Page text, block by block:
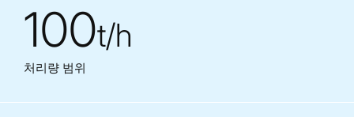
100t/h
처리량 범위